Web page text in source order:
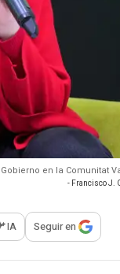
en la Comunitat
- Francisco J.
para
IA Seguir en